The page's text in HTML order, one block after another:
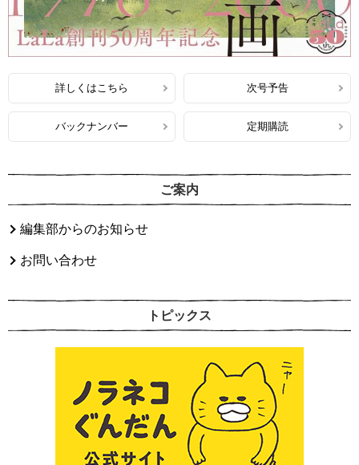
詳しくはこちら 次号予告
バックナンバー 定期購読
ご案内
編集部からのお知らせ
お問い合わせ
トピックス